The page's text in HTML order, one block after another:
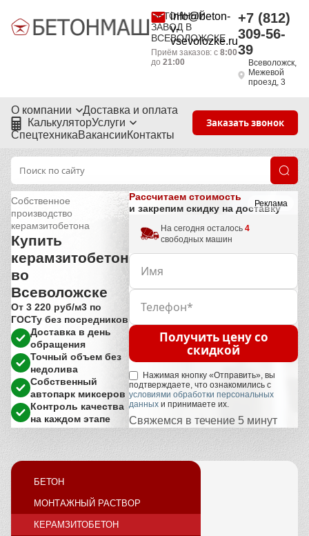
БЕТОННЫЙ
ЗАВОД В
ВСЕВОЛОЖСКЕ
info@beton-
v-
vsevolozke.ru
Приём заказов: с 8:00
до 21:00
+7 (812)
309-56-
39
Всеволожск,
Межевой
проезд, 3
О компании
Доставка и оплата
КалькуляторУслуги
СпецтехникаВакансииКонтакты
Заказать звонок
Реклама
Собственное
производство
керамзитобетона
Купить
керамзитобетон
во
Всеволожске
От 3 220 руб/м3 по
ГОСТу без посредников
Доставка в день
обращения
Точный объем без
недолива
Собственный
автопарк миксеров
Контроль качества
на каждом этапе
Рассчитаем стоимость
и закрепим скидку на доставку
На сегодня осталось 4
свободных машин
Получить цену со
скидкой
Нажимая кнопку «Отправить», вы
подтверждаете, что ознакомились с
условиями обработки персональных
данных и принимаете их.
Свяжемся в течение 5 минут
БЕТОН
МОНТАЖНЫЙ РАСТВОР
КЕРАМЗИТОБЕТОН